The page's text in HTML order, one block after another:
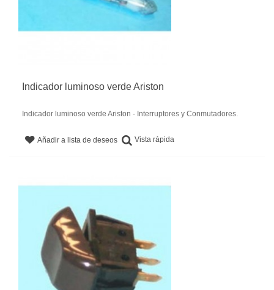
Indicador luminoso verde Ariston
Indicador luminoso verde Ariston - Interruptores y Conmutadores.
Añadir a lista de deseos Vista rápida